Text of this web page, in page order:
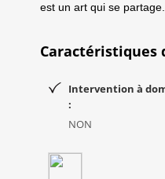
est un art qui se partage.
Caractéristiques
Intervention à
:
NON